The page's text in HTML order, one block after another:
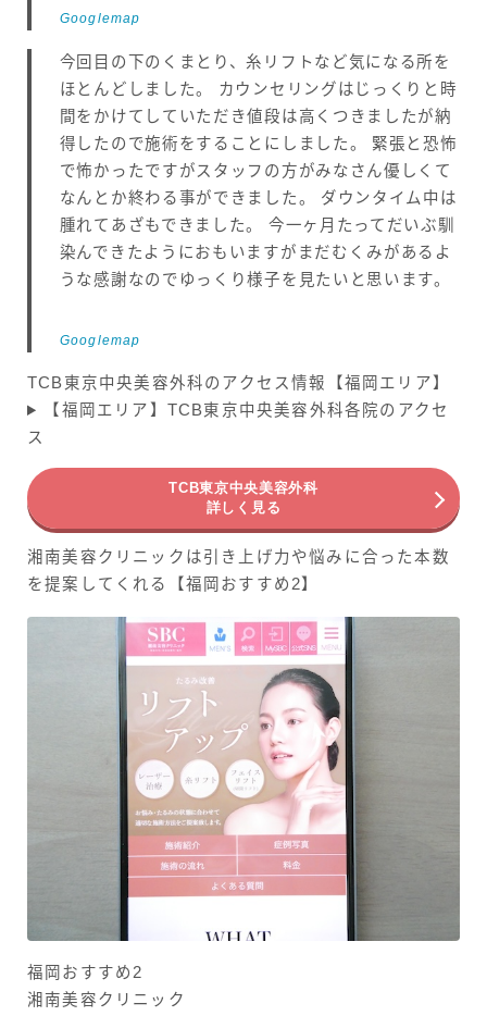
Googlemap
今回目の下のくまとり、糸リフトなど気になる所を
ほとんどしました。 カウンセリングはじっくりと時
間をかけてしていただき値段は高くつきましたが納
得したので施術をすることにしました。 緊張と恐怖
で怖かったですがスタッフの方がみなさん優しくて
なんとか終わる事ができました。 ダウンタイム中は
腫れてあざもできました。 今一ヶ月たってだいぶ馴
染んできたようにおもいますがまだむくみがあるよ
うな感謝なのでゆっくり様子を見たいと思います。
Googlemap
TCB東京中央美容外科のアクセス情報【福岡エリア】
【福岡エリア】TCB東京中央美容外科各院のアクセ
ス
TCB東京中央美容外科
詳しく見る
湘南美容クリニックは引き上げ力や悩みに合った本数
を提案してくれる【福岡おすすめ2】
福岡おすすめ2
湘南美容クリニック